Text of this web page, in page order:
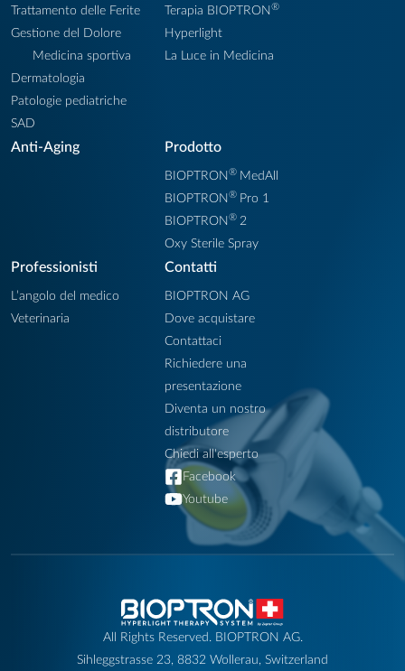
Trattamento delle Ferite
Gestione del Dolore
Medicina sportiva
Dermatologia
Patologie pediatriche
SAD
Terapia BIOPTRON®
Hyperlight
La Luce in Medicina
Anti-Aging Prodotto
BIOPTRON® MedAll
BIOPTRON® Pro 1
BIOPTRON® 2
Oxy Sterile Spray
Professionisti
L’angolo del medico
Veterinaria
Contatti
BIOPTRON AG
Dove acquistare
Contattaci
Richiedere una
presentazione
Diventa un nostro
distributore
Chiedi all'esperto
Facebook
Youtube
All Rights Reserved. BIOPTRON AG.
Sihleggstrasse 23, 8832 Wollerau, Switzerland